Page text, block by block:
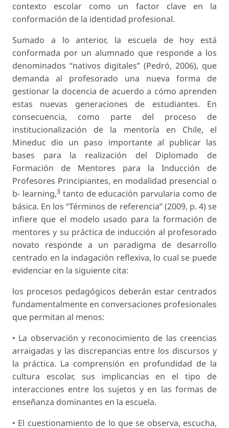
contexto escolar como un factor clave en la
conformación de la identidad profesional.
Sumado a lo anterior, la escuela de hoy está
conformada por un alumnado que responde a los
denominados “nativos digitales” (Pedró, 2006), que
demanda al profesorado una nueva forma de
gestionar la docencia de acuerdo a cómo aprenden
estas nuevas generaciones de estudiantes. En
consecuencia, como parte del proceso de
institucionalización de la mentoría en Chile, el
Mineduc dio un paso importante al publicar las
bases para la realización del Diplomado de
Formación de Mentores para la Inducción de
Profesores Principiantes, en modalidad presencial o
b- learning,3tanto de educación parvularia como de
básica. En los “Términos de referencia” (2009, p. 4) se
infiere que el modelo usado para la formación de
mentores y su práctica de inducción al profesorado
novato responde a un paradigma de desarrollo
centrado en la indagación reflexiva, lo cual se puede
evidenciar en la siguiente cita:
los procesos pedagógicos deberán estar centrados
fundamentalmente en conversaciones profesionales
que permitan al menos:
• La observación y reconocimiento de las creencias
arraigadas y las discrepancias entre los discursos y
la práctica. La comprensión en profundidad de la
cultura escolar, sus implicancias en el tipo de
interacciones entre los sujetos y en las formas de
enseñanza dominantes en la escuela.
• El cuestionamiento de lo que se observa, escucha,